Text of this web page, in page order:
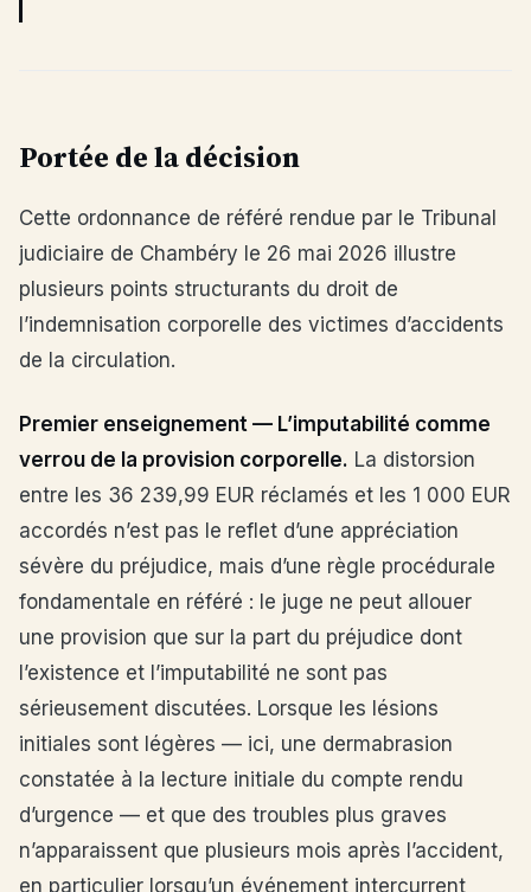
Portée de la décision
Cette ordonnance de référé rendue par le Tribunal
judiciaire de Chambéry le 26 mai 2026 illustre
plusieurs points structurants du droit de
l’indemnisation corporelle des victimes d’accidents
de la circulation.
Premier enseignement — L’imputabilité comme
verrou de la provision corporelle. La distorsion
entre les 36 239,99 EUR réclamés et les 1 000 EUR
accordés n’est pas le reflet d’une appréciation
sévère du préjudice, mais d’une règle procédurale
fondamentale en référé : le juge ne peut allouer
une provision que sur la part du préjudice dont
l’existence et l’imputabilité ne sont pas
sérieusement discutées. Lorsque les lésions
initiales sont légères — ici, une dermabrasion
constatée à la lecture initiale du compte rendu
d’urgence — et que des troubles plus graves
n’apparaissent que plusieurs mois après l’accident,
en particulier lorsqu’un événement intercurrent